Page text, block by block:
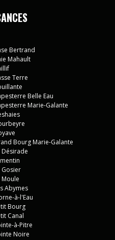
Bertrand
Mahault
Terre
Belle Eau
Marie-Galante
Bourg Marie-Galante
Gosier
Abymes
à-l'Eau
Bourg
Canal
à-Pitre
Noire